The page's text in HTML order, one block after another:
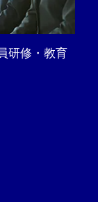
研修・教育